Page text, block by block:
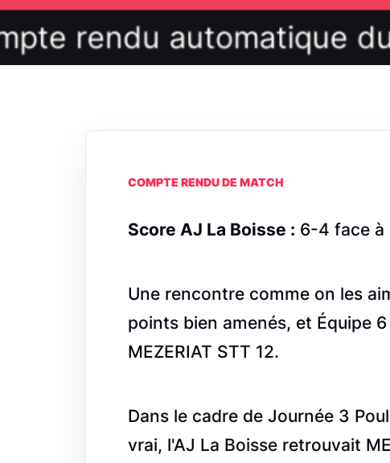
COMPTE RENDU DE MATCH
Score AJ La Boisse : 6-4 face à
Une rencontre comme on les
points bien amenés, et Équipe
MEZERIAT STT 12.
Dans le cadre de Journée 3
vrai, l'AJ La Boisse retrouvait